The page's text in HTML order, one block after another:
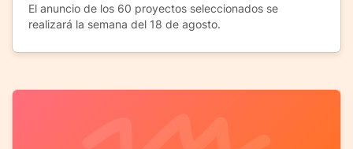
El anuncio de los 60 proyectos seleccionados se
realizará la semana del 18 de agosto.